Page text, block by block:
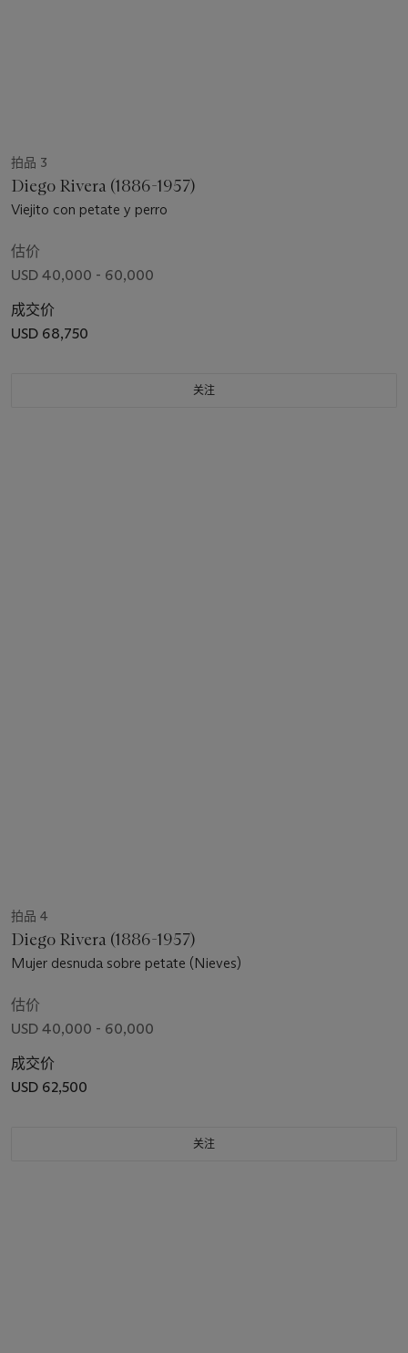
拍品 3
Diego Rivera (1886-1957)
Viejito con petate y perro
估价
USD 40,000 - 60,000
成交价
USD 68,750
关注
拍品 4
Diego Rivera (1886-1957)
Mujer desnuda sobre petate (Nieves)
估价
USD 40,000 - 60,000
成交价
USD 62,500
关注